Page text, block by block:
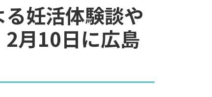
る妊活体験談や
2月10日に広島